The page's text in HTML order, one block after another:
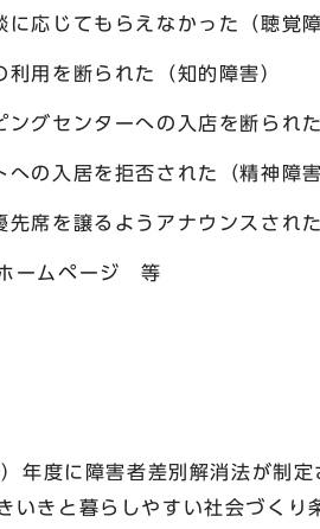
応じてもらえなかった（聴覚障
用を断られた（知的障害）
グセンターへの入店を断られた
の入居を拒否された（精神障
席を譲るようアナウンスさ
ホームページ 等
度に障害者差別解消法が制定
いきと暮らしやすい社会づく